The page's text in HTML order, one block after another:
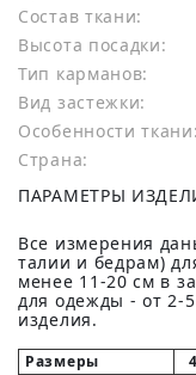
Состав ткани:
Высота посадки:
Тип карманов:
Вид застежки:
Особенности ткани:
Страна:
ПАРАМЕТРЫ
Все измерения
талии и бедрам)
менее 11-20 см в
для одежды - от 2-
изделия.
Размеры